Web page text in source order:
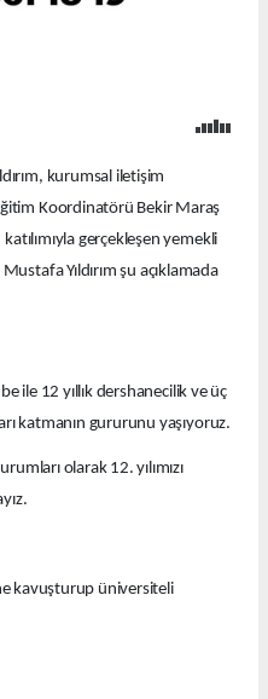
kurumsal iletişim
Koordinatörü Bekir Maraş
gerçekleşen yemekli
Yıldırım şu açıklamada
ile 12 yıllık dershanecilik ve üç
katmanın gururunu yaşıyoruz.
olarak 12. yılımızı
kavuşturup üniversiteli